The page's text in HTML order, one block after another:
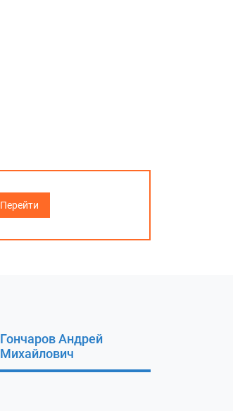
Перейти
Гончаров Андрей
Михайлович